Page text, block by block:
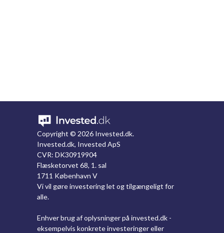
Copyright © 2026 Invested.dk.
Invested.dk, Invested ApS
CVR: DK30919904
Flæsketorvet 68, 1. sal
1711 København V
Vi vil gøre investering let og tilgængeligt for
alle.
Enhver brug af oplysninger på invested.dk -
eksempelvis konkrete investeringer eller